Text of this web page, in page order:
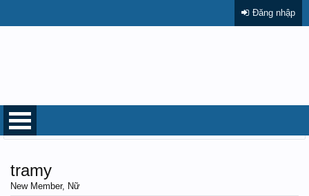
Đăng nhập
Trang chủ
tramy
New Member, Nữ